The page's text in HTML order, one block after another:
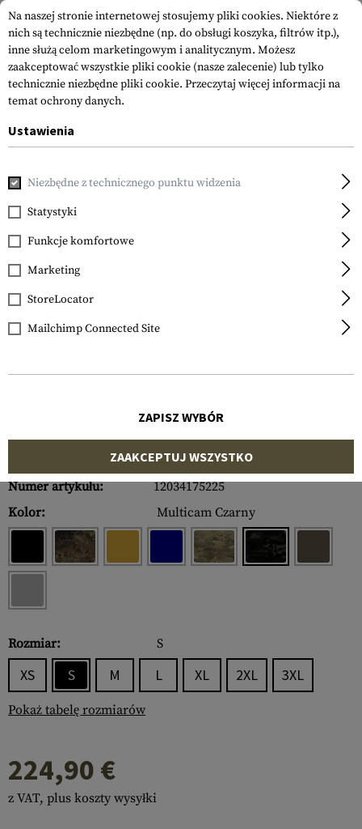
Clawgear
Raider Field Shirt MK V
ATS Flex
Numer artykułu:
12034175225
Kolor:
Multicam Czarny
Rozmiar: S
XS S M L XL 2XL 3XL
Pokaż tabelę rozmiarów
224,90 €
z VAT, plus koszty wysyłki
Na naszej stronie internetowej stosujemy pliki cookies. Niektóre z
nich są technicznie niezbędne (np. do obsługi koszyka, filtrów itp.),
inne służą celom marketingowym i analitycznym. Możesz
zaakceptować wszystkie pliki cookie (nasze zalecenie) lub tylko
technicznie niezbędne pliki cookie. Przeczytaj więcej informacji na
temat ochrony danych.
Ustawienia
Niezbędne z technicznego punktu widzenia
Statystyki
Funkcje komfortowe
Marketing
StoreLocator
Mailchimp Connected Site
ZAPISZ WYBÓR
ZAAKCEPTUJ WSZYSTKO